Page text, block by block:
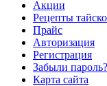
Акции
Рецепты
Прайс
Авторизация
Регистрация
Забыли пароль?
Карта сайта